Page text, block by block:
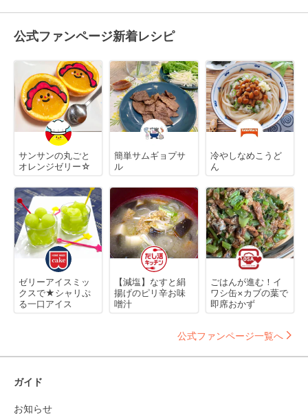
公式ファンページ新着レシピ
サンサンの丸ごと
オレンジゼリー☆
簡単サムギョプサ
ル
冷やしなめこうど
ん
ゼリーアイスミッ
クスで★シャリぷ
る一口アイス
【減塩】なすと絹
揚げのピリ辛お味
噌汁
ごはんが進む！イ
ワシ缶×カブの葉で
即席おかず
公式ファンページ一覧へ
ガイド
お知らせ